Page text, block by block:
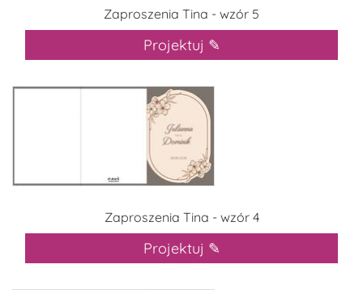
Zaproszenia Tina - wzór 5
Projektuj ✎
Zaproszenia Tina - wzór 4
Projektuj ✎